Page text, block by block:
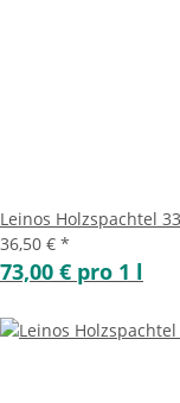
Leinos Holzspachtel
36,50 € *
73,00 € pro 1 l